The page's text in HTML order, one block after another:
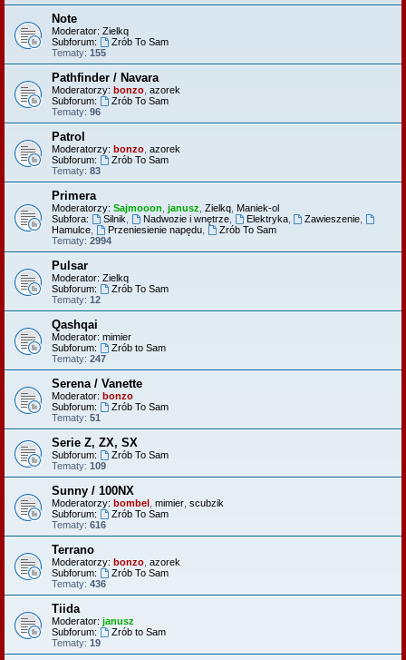
Note
Moderator: Zielkq
Subforum:
Zrób To Sam
Tematy: 155
Pathfinder / Navara
Moderatorzy: bonzo azorek
Subforum:
Zrób To Sam
Tematy: 96
Patrol
Moderatorzy: bonzo azorek
Subforum:
Zrób To Sam
Tematy: 83
Primera
Moderatorzy: Sajmooon janusz Zielkq Maniek-ol
Subfora:
Silnik Nadwozie i wnętrze, Elektryka, Zawieszenie
Hamulce
Przeniesienie napędu,
Zrób To Sam
Tematy: 2994
Pulsar
Moderator: Zielkq
Subforum:
Zrób To Sam
Tematy: 12
Qashqai
Moderator: mimier
Subforum:
Zrób to Sam
Tematy: 247
Serena / Vanette
Moderator: bonzo
Subforum:
Zrób To Sam
Tematy: 51
Serie Z, ZX, SX
Subforum:
Zrób To Sam
Tematy: 109
Sunny / 100NX
Moderatorzy: bombel mimier scubzik
Subforum:
Zrób To Sam
Tematy: 616
Terrano
Moderatorzy: bonzo azorek
Subforum:
Zrób To Sam
Tematy: 436
Tiida
Moderator: janusz
Subforum:
Zrób to Sam
Tematy: 19